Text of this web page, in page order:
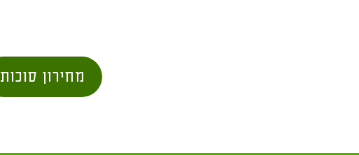
מחירון סוכות